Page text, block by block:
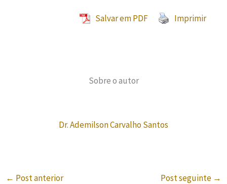
Salvar em PDF Imprimir
Sobre o autor
Dr. Ademilson Carvalho Santos
← Post anterior Post seguinte →